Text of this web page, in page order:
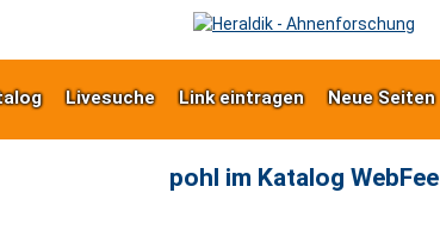
Livesuche Link eintragen Neue Seiten
pohl im Katalog WebFee